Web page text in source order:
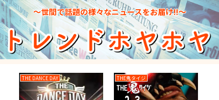
～世間で話題の様々なニュースをお届け!!～
THE DANCE DAY THE鬼タイジ